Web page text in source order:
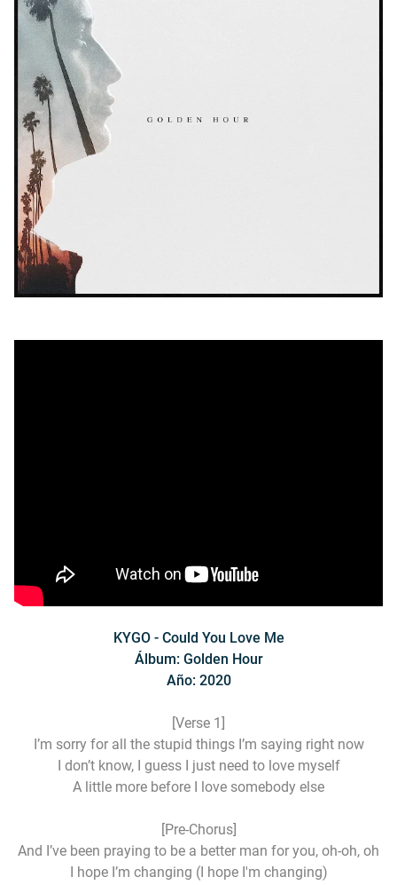
KYGO - Could You Love Me
Álbum: Golden Hour
Año: 2020
[Verse 1]
I’m sorry for all the stupid things I’m saying right now
I don’t know, I guess I just need to love myself
A little more before I love somebody else
[Pre-Chorus]
And I’ve been praying to be a better man for you, oh-oh, oh
I hope I’m changing (I hope I'm changing)